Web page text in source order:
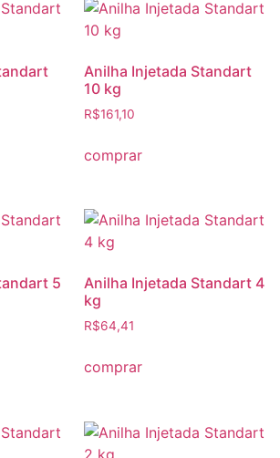
Anilha Injetada Standart
10 kg
R$161,10
comprar
5
Anilha Injetada Standart 4
kg
R$64,41
comprar